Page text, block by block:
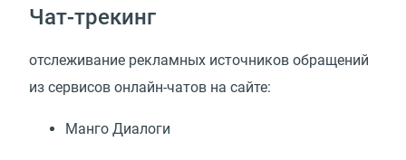
Чат-трекинг
отслеживание рекламных источников обращений
из сервисов онлайн-чатов на сайте:
Манго Диалоги